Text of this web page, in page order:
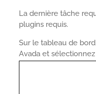
La dernière tâche
plugins requis.
Sur le tableau de
Avada et